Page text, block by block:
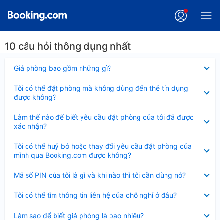
10 câu hỏi thông dụng nhất
Giá phòng bao gồm những gì?
thu
Tôi có thể đặt phòng mà không dùng đến thẻ tín dụng
được không?
thu
gọn
Làm thế nào để biết yêu cầu đặt phòng của tôi đã được
xác nhận?
thu
gọn
Tôi có thể huỷ bỏ hoặc thay đổi yêu cầu đặt phòng của
mình qua Booking.com được không?
thu
gọn
Mã số PIN của tôi là gì và khi nào thì tôi cần dùng nó?
thu
Tôi có thể tìm thông tin liên hệ của chỗ nghỉ ở đâu?
thu
Làm sao để biết giá phòng là bao nhiêu?
thu